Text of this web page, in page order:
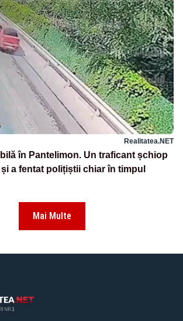
Realitatea.NET
în Pantelimon. Un traficant șchiop
a fentat polițiștii chiar în timpul
Mai Multe